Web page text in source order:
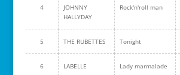
4
JOHNNY
HALLYDAY
Rock'n'roll man
5 THE RUBETTES Tonight
6 LABELLE Lady marmalade